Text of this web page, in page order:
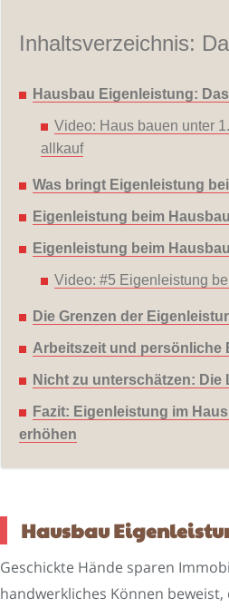
Inhaltsverzeichnis:
Hausbau Eigenleistung:
Video: Haus bauen unter
allkauf
Was bringt Eigenleistung
Eigenleistung beim
Eigenleistung beim
Video: #5 Eigenleistung
Die Grenzen der
Arbeitszeit und persönliche
Nicht zu unterschätzen: Die
Fazit: Eigenleistung im
erhöhen
Hausbau
Geschickte Hände sparen
handwerkliches Können